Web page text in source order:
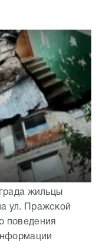
жильцы
ул. Пражской
поведения